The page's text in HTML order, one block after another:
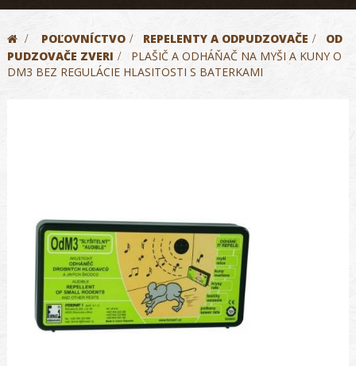
> POĽOVNÍCTVO > REPELENTY A ODPUDZOVAČE >
OD
PUDZOVAČE ZVERI >
PLAŠIČ A ODHÁŇAČ NA MYŠI A KUNY O
DM3 BEZ REGULÁCIE HLASITOSTI S BATERKAMI